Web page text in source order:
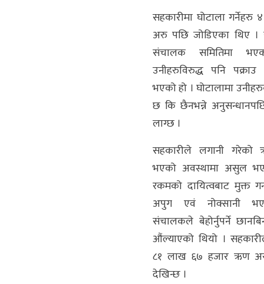
सहकारीमा घोटाला गर्नेहरु
अरु पछि जोडिएका थिए ।
संचालक समितिमा
उनीहरुविरुद्ध पनि पक्राउ
भएको हो । घोटालामा
छ कि छैनभन्ने अनुसन्धानपछि
लाग्छ ।
सहकारीले लगानी
भएको अवस्थामा असुल भए
रकमको दायित्वबाट मुक्त
अपुग एवं नोक्सानी
संचालकले बेहोर्नुपर्ने
औंल्याएको थियो ।
८१ लाख ६७ हजार ऋण
देखिन्छ ।